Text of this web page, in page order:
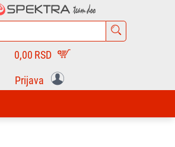
0,00 RSD
Prijava